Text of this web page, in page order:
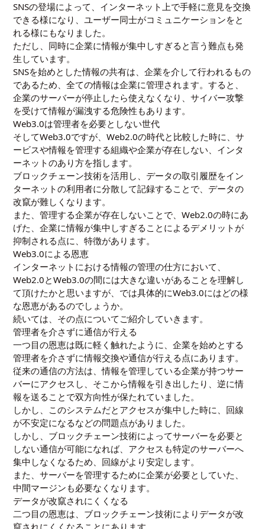
SNSの登場によって、インターネット上で手軽に意見を交換
できる様になり、ユーザー同士がコミュニケーションをと
れる様にもなりました。
ただし、同時に企業に情報が集中しすぎると言う難点も発
生しています。
SNSを始めとした情報の共有は、企業を介して行われるもの
であるため、全ての情報は企業に管理されます。すると、
企業のサーバーが停止したら使えなくなり、サイバー攻撃
を受けて情報が漏洩する危険性もあります。
Web3.0は管理者を必要としない世代
そしてWeb3.0ですが、Web2.0の時代と比較した時に、サ
ービスや情報を管理する組織や企業が存在しない、インタ
ーネットのあり方を指します。
ブロックチェーン技術を活用し、データの取引履歴をイン
ターネットの利用者に分散して記録することで、データの
改竄が難しくなります。
また、管理する企業が存在しないことで、Web2.0の時にあ
げた、企業に情報が集中しすぎることによるデメリットが
抑制される点に、特徴があります。
Web3.0による恩恵
インターネットにおける情報の管理の仕方において、
Web2.0とWeb3.0の間には大きな違いがあることを理解し
て頂けたかと思いますが、では具体的にWeb3.0にはどの様
な恩恵があるのでしょうか。
続いては、その点についてご紹介していきます。
管理者を介さずに通信が行える
一つ目の恩恵は既に軽く触れたように、企業を始めとする
管理者を介さずに情報交換や通信が行える点にあります。
従来の通信の方法は、情報を管理している企業が持つサー
バーにアクセスし、そこから情報を引き出したり、逆に情
報を送ることで双方向性が保たれていました。
しかし、このシステムだとアクセスが集中した時に、回線
が不安定になるなどの問題点がありました。
しかし、ブロックチェーン技術によってサーバーを必要と
しない通信が可能になれば、アクセスも特定のサーバーへ
集中しなくなるため、回線がより安定します。
また、サーバーを管理するために企業が必要としていた、
中間マージンも必要なくなります。
データが改竄されにくくなる
二つ目の恩恵は、ブロックチェーン技術によりデータが改
竄されにくくなることにあります。